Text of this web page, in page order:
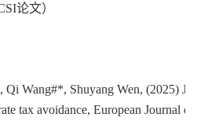
论文）
Qi Wang#*, Shuyang Wen, (2025)
tax avoidance, European Journal of